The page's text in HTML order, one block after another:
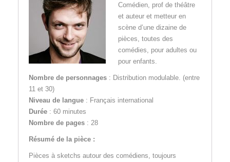
Comédien, prof de théâtre
et auteur et metteur en
scène d’une dizaine de
pièces, toutes des
comédies, pour adultes ou
pour enfants.
Nombre de personnages : Distribution modulable. (entre
11 et 30)
Niveau de langue : Français international
Durée : 60 minutes
Nombre de pages : 28
Résumé de la pièce :
Pièces à sketchs autour des comédiens, toujours